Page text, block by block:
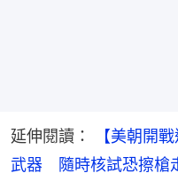
延伸閱讀：
【美朝開
武器　隨時核試恐擦槍